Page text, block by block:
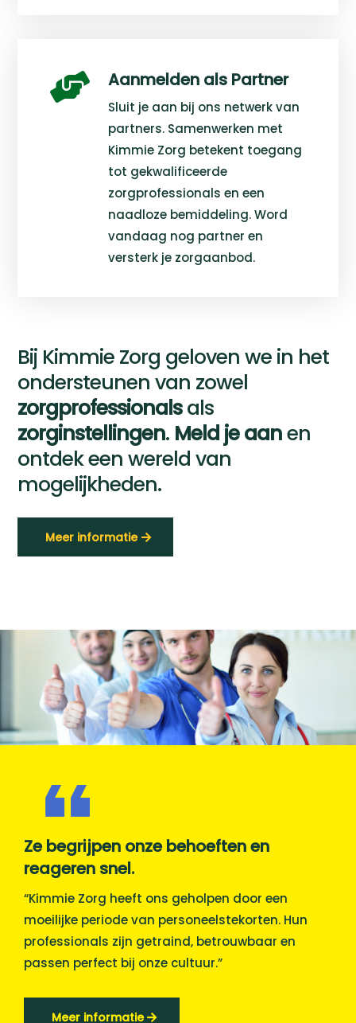
 Aanmelden als Partner
Sluit je aan bij ons netwerk van
partners. Samenwerken met
Kimmie Zorg betekent toegang
tot gekwalificeerde
zorgprofessionals en een
naadloze bemiddeling. Word
vandaag nog partner en
versterk je zorgaanbod.
Bij Kimmie Zorg geloven we in het
ondersteunen van zowel
zorgprofessionalsals
zorginstellingen. Meld je aanen
ontdek een wereld van
mogelijkheden.
Meer informatie
Ze begrijpen onze behoeften en
reageren snel.
“Kimmie Zorg heeft ons geholpen door een
moeilijke periode van personeelstekorten. Hun
professionals zijn getraind, betrouwbaar en
passen perfect bij onze cultuur.”
Meer informatie